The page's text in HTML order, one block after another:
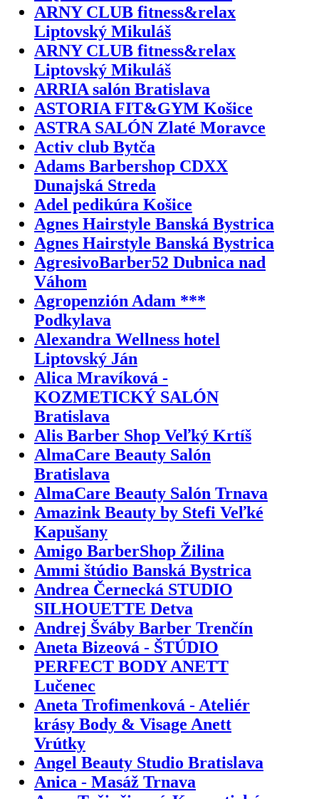
ARNY CLUB fitness&relax
Liptovský Mikuláš
ARNY CLUB fitness&relax
Liptovský Mikuláš
ARRIA salón Bratislava
ASTORIA FIT&GYM Košice
ASTRA SALÓN Zlaté Moravce
Activ club Bytča
Adams Barbershop CDXX
Dunajská Streda
Adel pedikúra Košice
Agnes Hairstyle Banská Bystrica
Agnes Hairstyle Banská Bystrica
AgresivoBarber52 Dubnica nad
Váhom
Agropenzión Adam ***
Podkylava
Alexandra Wellness hotel
Liptovský Ján
Alica Mravíková -
KOZMETICKÝ SALÓN
Bratislava
Alis Barber Shop Veľký Krtíš
AlmaCare Beauty Salón
Bratislava
AlmaCare Beauty Salón Trnava
Amazink Beauty by Stefi Veľké
Kapušany
Amigo BarberShop Žilina
Ammi štúdio Banská Bystrica
Andrea Černecká STUDIO
SILHOUETTE Detva
Andrej Šváby Barber Trenčín
Aneta Bizeová - ŠTÚDIO
PERFECT BODY ANETT
Lučenec
Aneta Trofimenková - Ateliér
krásy Body & Visage Anett
Vrútky
Angel Beauty Studio Bratislava
Anica - Masáž Trnava